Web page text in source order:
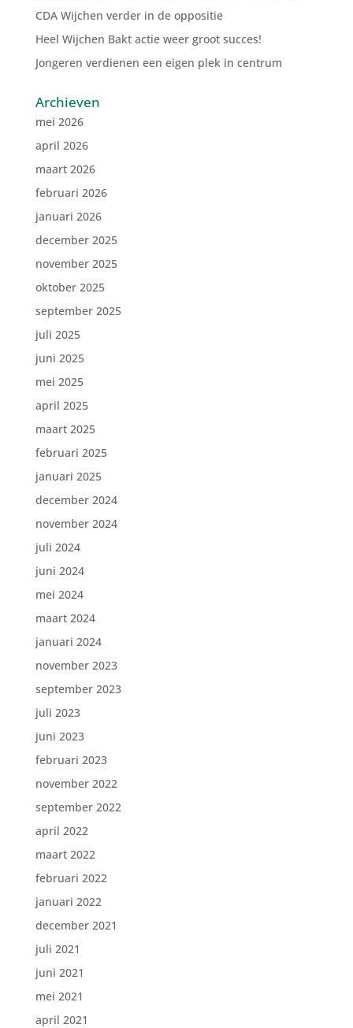
CDA Wijchen verder in de oppositie
Heel Wijchen Bakt actie weer groot succes!
Jongeren verdienen een eigen plek in centrum
Archieven
mei 2026
april 2026
maart 2026
februari 2026
januari 2026
december 2025
november 2025
oktober 2025
september 2025
juli 2025
juni 2025
mei 2025
april 2025
maart 2025
februari 2025
januari 2025
december 2024
november 2024
juli 2024
juni 2024
mei 2024
maart 2024
januari 2024
november 2023
september 2023
juli 2023
juni 2023
februari 2023
november 2022
september 2022
april 2022
maart 2022
februari 2022
januari 2022
december 2021
juli 2021
juni 2021
mei 2021
april 2021